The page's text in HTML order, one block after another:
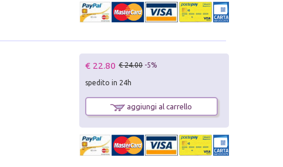
€ 22.80 € 24.00 -5%
spedito in 24h
aggiungi al carrello